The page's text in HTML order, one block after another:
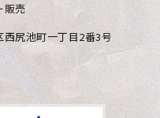
販売
尻池町⼀丁⽬2番3号